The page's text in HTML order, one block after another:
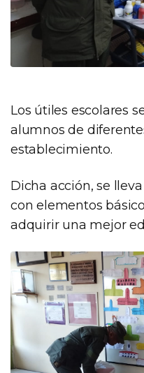
Los útiles escolares
alumnos de
establecimiento.
Dicha acción, se
con elementos
adquirir una mejor